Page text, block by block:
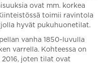
ovat mm. korkea
toimii ravintola
hyvät pukuhuonetilat.
vanha 1850-luvulla
varrella. Kohteessa on
joten tilat ovat